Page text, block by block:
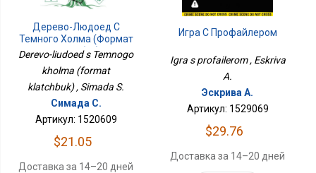
Дерево-Людоед С
Темного Холма (формат
Клатчбук)
Derevo-liudoed s Temnogo
kholma (format
klatchbuk) , Simada S.
Симада С.
Артикул: 1520609
$21.05
Доставка за 14–20 дней
Игра С Профайлером
Igra s profailerom , Eskriva
A.
Эскрива А.
Артикул: 1529069
$29.76
Доставка за 14–20 дней